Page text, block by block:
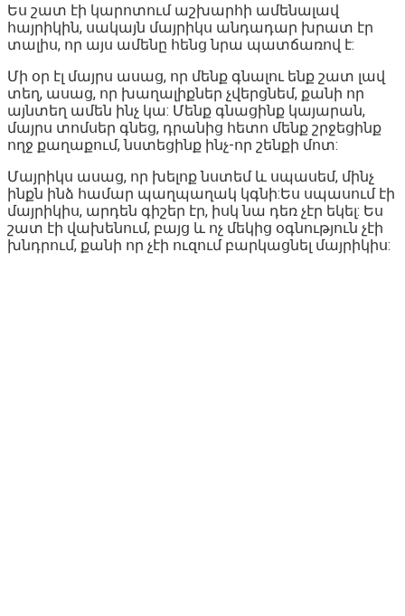
Ես շատ էի կարոտում աշխարհի ամենալավ
հայրիկին, սակայն մայրիկս անդադար խրատ էր
տալիս, որ այս ամենը հենց նրա պատճառով է:
Մի օր էլ մայրս ասաց, որ մենք գնալու ենք շատ լավ
տեղ, ասաց, որ խաղալիքներ չվերցնեմ, քանի որ
այնտեղ ամեն ինչ կա: Մենք գնացինք կայարան,
մայրս տոմսեր գնեց, դրանից հետո մենք շրջեցինք
ողջ քաղաքում, նստեցինք ինչ-որ շենքի մոտ:
Մայրիկս ասաց, որ խելոք նստեմ և սպասեմ, մինչ
ինքն ինձ համար պաղպաղակ կգնի:Ես սպասում էի
մայրիկիս, արդեն գիշեր էր, իսկ նա դեռ չէր եկել: Ես
շատ էի վախենում, բայց և ոչ մեկից օգնություն չէի
խնդրում, քանի որ չէի ուզում բարկացնել մայրիկիս: